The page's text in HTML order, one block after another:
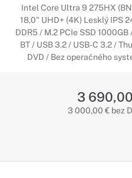
Intel Core Ultra 9 275HX
18,0" UHD+ (4K) Lesklý IPS
DDR5 / M.2 PCIe SSD
BT / USB 3.2 / USB-C 3.2 /
DVD / Bez operačného
3
3 000,00 € bez